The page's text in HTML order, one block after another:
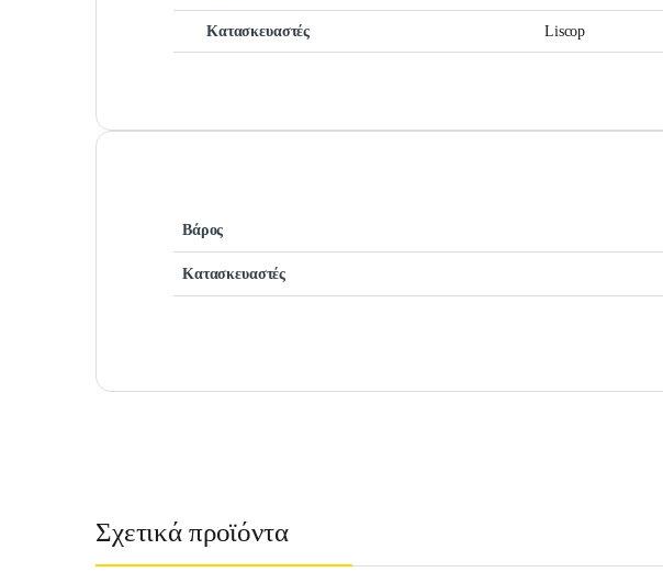
Κατασκευαστές Liscop
Βάρος
Κατασκευαστές
Σχετικά προϊόντα